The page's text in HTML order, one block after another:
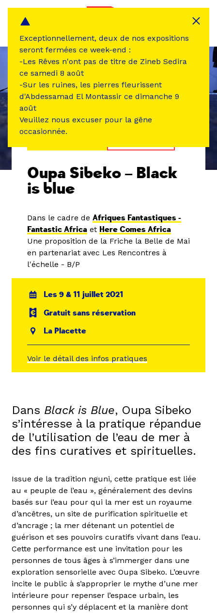
Oupa Sibeko – Black
is blue
Dans le cadre de Afriques Fantastiques -
Fantastic Africa et Here Comes Africa
Une proposition de la Friche la Belle de Mai
en partenariat avec Les Rencontres à
l'échelle - B/P
Les 9 & 11 juillet 2021
Gratuit sans réservation
La Placette
Voir le détail des infos pratiques
Dans Black is Blue, Oupa Sibeko
s’intéresse à la pratique répandue
de l’utilisation de l’eau de mer à
des fins curatives et spirituelles.
Issue de la tradition nguni, cette pratique est liée
au « peuple de l’eau », généralement des devins
basés sur l’eau pour qui la mer est un royaume
d’ancêtres, un site de purification spirituelle et
d’ancrage ; la mer détenant un potentiel de
guérison et ses pouvoirs curatifs vivant dans l’eau.
Cette performance est une invitation pour les
personnes de tous âges à s’immerger dans une
exploration sensorielle avec Oupa Sibeko. L’œuvre
incite le public à s’approprier le mythe d’une mer
intérieure pour repenser l’espace urbain, les
personnes qui s’y déplacent et la manière dont
Exceptionnellement, deux de nos expositions
seront fermées ce week-end :
-Les Rêves n'ont pas de titre de Zineb Sedira
ce samedi 8 août
-Sur les ruines, les pierres fleurissent
d'Abdessamad El Montassir ce dimanche 9
août
Veuillez nous excuser pour la gêne
occasionnée.
Panneau de gestion des cookies